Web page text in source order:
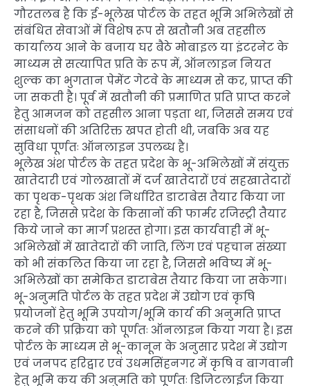
गौरतलब है कि ई-भूलेख पोर्टल के तहत भूमि अभिलेखों से
संबंधित सेवाओं में विशेष रूप से खतौनी अब तहसील
कार्यालय आने के बजाय घर बैठे मोबाइल या इंटरनेट के
माध्यम से सत्यापित प्रति के रूप में, ऑनलाइन नियत
शुल्क का भुगतान पेमेंट गेटवे के माध्यम से कर, प्राप्त की
जा सकती है। पूर्व में खतौनी की प्रमाणित प्रति प्राप्त करने
हेतु आमजन को तहसील आना पड़ता था, जिससे समय एवं
संसाधनों की अतिरिक्त खपत होती थी, जबकि अब यह
सुविधा पूर्णतः ऑनलाइन उपलब्ध है।
भूलेख अंश पोर्टल के तहत प्रदेश के भू-अभिलेखों में संयुक्त
खातेदारी एवं गोलखातों में दर्ज खातेदारों एवं सहखातेदारों
का पृथक-पृथक अंश निर्धारित डाटाबेस तैयार किया जा
रहा है, जिससे प्रदेश के किसानों की फार्मर रजिस्ट्री तैयार
किये जाने का मार्ग प्रशस्त होगा। इस कार्यवाही में भू-
अभिलेखों में खातेदारों की जाति, लिंग एवं पहचान संख्या
को भी संकलित किया जा रहा है, जिससे भविष्य में भू-
अभिलेखों का समेकित डाटाबेस तैयार किया जा सकेगा।
भू-अनुमति पोर्टल के तहत प्रदेश में उद्योग एवं कृषि
प्रयोजनों हेतु भूमि उपयोग/भूमि कार्य की अनुमति प्राप्त
करने की प्रक्रिया को पूर्णतः ऑनलाइन किया गया है। इस
पोर्टल के माध्यम से भू-कानून के अनुसार प्रदेश में उद्योग
एवं जनपद हरिद्वार एवं उधमसिंहनगर में कृषि व बागवानी
हेतु भूमि कय की अनुमति को पूर्णतः डिजिटलाईज किया